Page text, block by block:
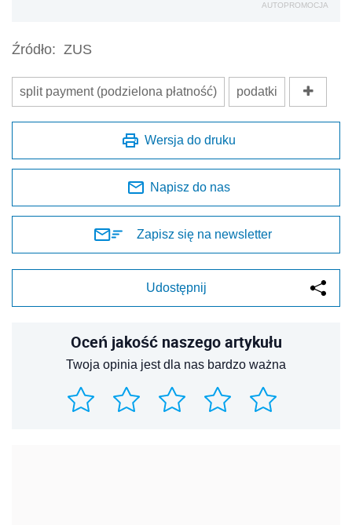
AUTOPROMOCJA
Źródło: ZUS
split payment (podzielona płatność) podatki
Wersja do druku
Napisz do nas
Zapisz się na newsletter
Udostępnij
Oceń jakość naszego artykułu
Twoja opinia jest dla nas bardzo ważna